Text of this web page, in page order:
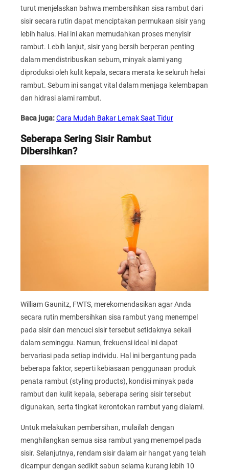
turut menjelaskan bahwa membersihkan sisa rambut dari
sisir secara rutin dapat menciptakan permukaan sisir yang
lebih halus. Hal ini akan memudahkan proses menyisir
rambut. Lebih lanjut, sisir yang bersih berperan penting
dalam mendistribusikan sebum, minyak alami yang
diproduksi oleh kulit kepala, secara merata ke seluruh helai
rambut. Sebum ini sangat vital dalam menjaga kelembapan
dan hidrasi alami rambut.
Baca juga:Cara Mudah Bakar Lemak Saat Tidur
Seberapa Sering Sisir Rambut
Dibersihkan?
William Gaunitz, FWTS, merekomendasikan agar Anda
secara rutin membersihkan sisa rambut yang menempel
pada sisir dan mencuci sisir tersebut setidaknya sekali
dalam seminggu. Namun, frekuensi ideal ini dapat
bervariasi pada setiap individu. Hal ini bergantung pada
beberapa faktor, seperti kebiasaan penggunaan produk
penata rambut (styling products), kondisi minyak pada
rambut dan kulit kepala, seberapa sering sisir tersebut
digunakan, serta tingkat kerontokan rambut yang dialami.
Untuk melakukan pembersihan, mulailah dengan
menghilangkan semua sisa rambut yang menempel pada
sisir. Selanjutnya, rendam sisir dalam air hangat yang telah
dicampur dengan sedikit sabun selama kurang lebih 10